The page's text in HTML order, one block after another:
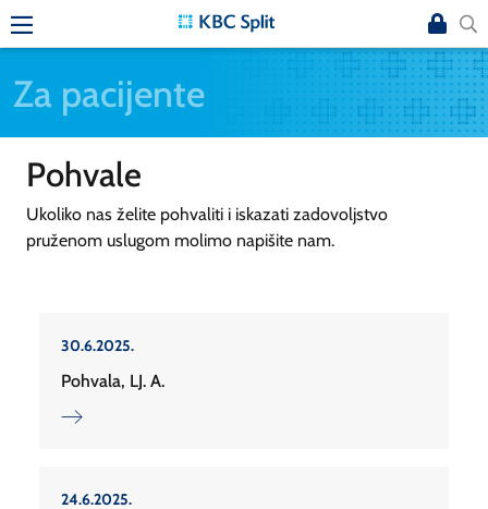
Za pacijente
Pohvale
Ukoliko nas želite pohvaliti i iskazati zadovoljstvo
pruženom uslugom molimo napišite nam.
30.6.2025.
Pohvala, LJ. A.
24.6.2025.